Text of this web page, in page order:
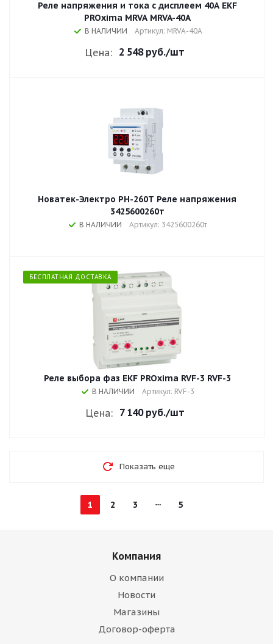
Реле напряжения и тока с дисплеем 40A EKF
PROxima MRVA MRVA-40A
В НАЛИЧИИ Артикул: MRVA-40A
Цена: 2 548 руб./шт
Новатек-Электро РН-260Т Реле напряжения
3425600260т
В НАЛИЧИИ Артикул: 3425600260т
БЕСПЛАТНАЯ ДОСТАВКА
Реле выбора фаз EKF PROxima RVF-3 RVF-3
В НАЛИЧИИ Артикул: RVF-3
Цена: 7 140 руб./шт
Показать еще
1 2 3 5
Компания
О компании
Новости
Магазины
Договор-оферта